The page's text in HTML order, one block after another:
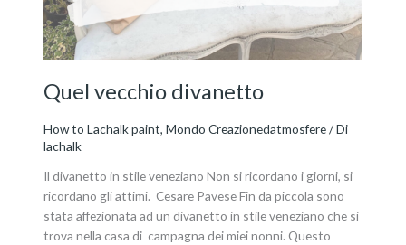
Quel vecchio divanetto
How to Lachalk paint,Mondo Creazionedatmosfere/ Di
lachalk
Il divanetto in stile veneziano Non si ricordano i giorni, si
ricordano gli attimi. Cesare Pavese Fin da piccola sono
stata affezionata ad un divanetto in stile veneziano che si
trova nella casa di campagna dei miei nonni. Questo